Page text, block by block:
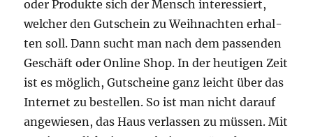
oder Pro­duk­te sich der Mensch inter­es­siert,
wel­cher den Gut­schein zu Weih­nach­ten erhal­
ten soll. Dann sucht man nach dem pas­sen­den
Geschäft oder Online Shop. In der heu­ti­gen Zeit
ist es mög­lich, Gut­schei­ne ganz leicht über das
Inter­net zu bestel­len. So ist man nicht dar­auf
ange­wie­sen, das Haus ver­las­sen zu müs­sen. Mit